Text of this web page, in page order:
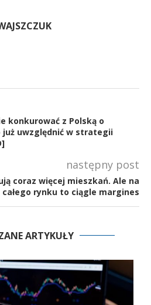
konkurować z Polską o
uwzględnić w strategii
następny post
coraz więcej mieszkań. Ale na
rynku to ciągle margines
ARTYKUŁY